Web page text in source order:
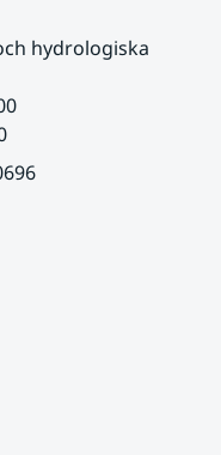
hydrologiska